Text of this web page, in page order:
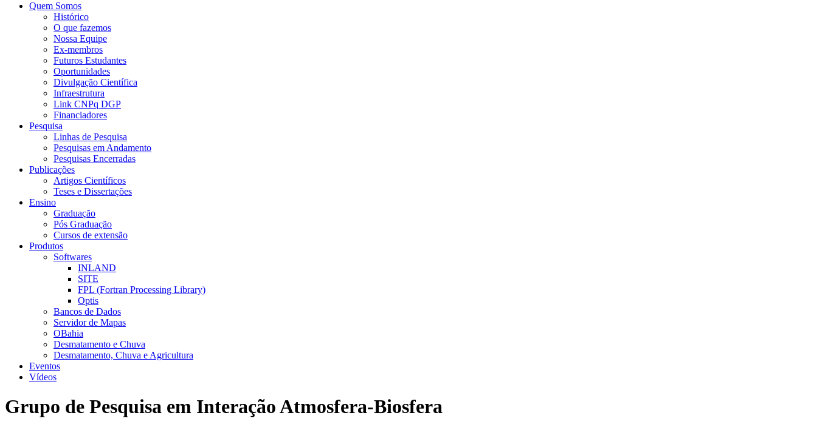
Quem Somos
Histórico
O que fazemos
Nossa Equipe
Ex-membros
Futuros Estudantes
Oportunidades
Divulgação Científica
Infraestrutura
Link CNPq DGP
Financiadores
Pesquisa
Linhas de Pesquisa
Pesquisas em Andamento
Pesquisas Encerradas
Publicações
Artigos Científicos
Teses e Dissertações
Ensino
Graduação
Pós Graduação
Cursos de extensão
Produtos
Softwares
INLAND
SITE
FPL (Fortran Processing Library)
Optis
Bancos de Dados
Servidor de Mapas
OBahia
Desmatamento e Chuva
Desmatamento, Chuva e Agricultura
Eventos
Vídeos
Grupo de Pesquisa em Interação Atmosfera-Biosfera